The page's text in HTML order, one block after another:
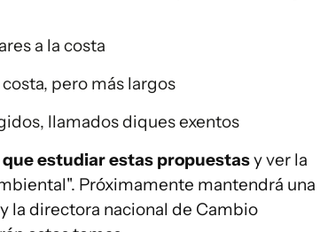
a la costa
pero más largos
llamados diques exentos
que estudiar estas propuestasy ver la
Próximamente mantendrá una
y la directora nacional de Cambio